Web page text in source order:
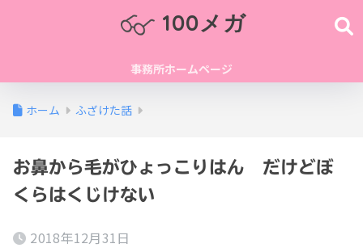
100メガ
事務所ホームページ
ホーム ふざけた話
お鼻から毛がひょっこりはん だけどぼ
くらはくじけない
2018年12月31日